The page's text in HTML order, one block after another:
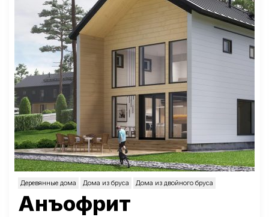
Деревянные дома Дома из бруса Дома из двойного бруса
Анъофрит